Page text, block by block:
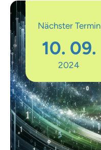
Nächster Termin
10. 09.
2024